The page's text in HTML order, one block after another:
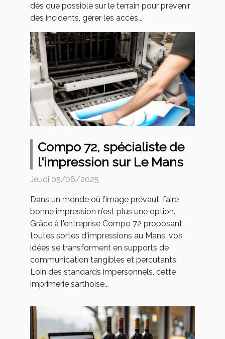
dès que possible sur le terrain pour prévenir
des incidents, gérer les accès...
Compo 72, spécialiste de
l'impression sur Le Mans
Jeudi 05/06/2025
Dans un monde où l’image prévaut, faire
bonne impression n’est plus une option.
Grâce à l'entreprise Compo 72 proposant
toutes sortes d'impressions au Mans, vos
idées se transforment en supports de
communication tangibles et percutants.
Loin des standards impersonnels, cette
imprimerie sarthoise...